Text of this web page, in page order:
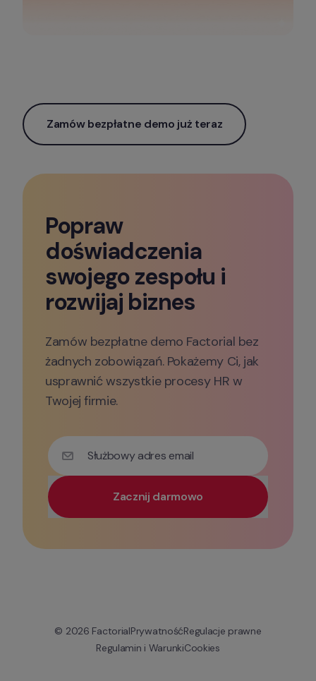
Zamów bezpłatne demo już teraz
Popraw
doświadczenia
swojego zespołu i
rozwijaj biznes
Zamów bezpłatne demo Factorial bez
żadnych zobowiązań. Pokażemy Ci, jak
usprawnić wszystkie procesy HR w
Twojej firmie.
Służbowy adres email
Zacznij darmowo
Użyj służbowego emaila, aby uzyskać
© 2026 FactorialPrywatnośćRegulacje prawne
Regulamin i WarunkiCookies